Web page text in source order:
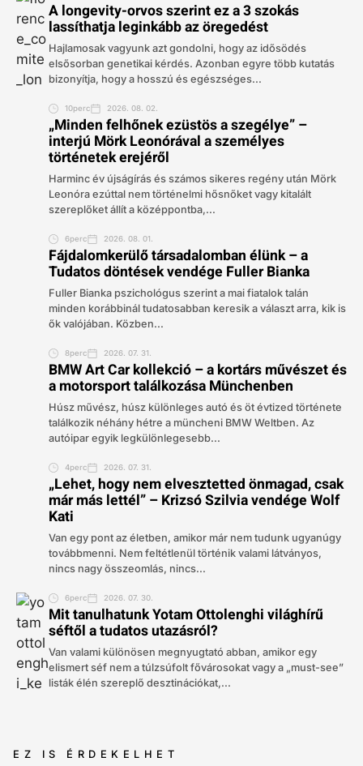
A longevity-orvos szerint ez a 3 szokás
lassíthatja leginkább az öregedést
Hajlamosak vagyunk azt gondolni, hogy az idősödés
elsősorban genetikai kérdés. Azonban egyre több kutatás
bizonyítja, hogy a hosszú és egészséges...
10perc 2026. 08. 02.
„Minden felhőnek ezüstös a szegélye” –
interjú Mörk Leonórával a személyes
történetek erejéről
Harminc év újságírás és számos sikeres regény után Mörk
Leonóra ezúttal nem történelmi hősnőket vagy kitalált
szereplőket állít a középpontba,...
6perc 2026. 08. 01.
Fájdalomkerülő társadalomban élünk – a
Tudatos döntések vendége Fuller Bianka
Fuller Bianka pszichológus szerint a mai fiatalok talán
minden korábbinál tudatosabban keresik a választ arra, kik is
ők valójában. Közben...
8perc 2026. 07. 31.
BMW Art Car kollekció – a kortárs művészet és
a motorsport találkozása Münchenben
Húsz művész, húsz különleges autó és öt évtized története
találkozik néhány hétre a müncheni BMW Weltben. Az
autóipar egyik legkülönlegesebb...
4perc 2026. 07. 31.
„Lehet, hogy nem elvesztetted önmagad, csak
már más lettél” – Krizsó Szilvia vendége Wolf
Kati
Van egy pont az életben, amikor már nem tudunk ugyanúgy
továbbmenni. Nem feltétlenül történik valami látványos,
nincs nagy összeomlás, nincs...
6perc 2026. 07. 30.
Mit tanulhatunk Yotam Ottolenghi világhírű
séftől a tudatos utazásról?
Van valami különösen megnyugtató abban, amikor egy
elismert séf nem a túlzsúfolt fővárosokat vagy a „must-see”
listák élén szereplő desztinációkat,...
EZ IS ÉRDEKELHET